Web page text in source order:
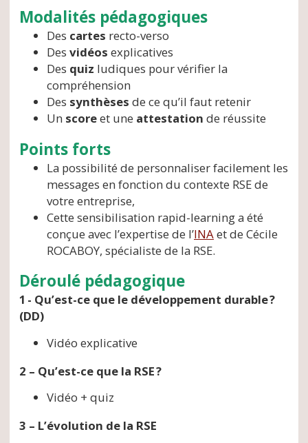
Modalités pédagogiques
Des cartes recto-verso
Des vidéos explicatives
Des quiz ludiques pour vérifier la
compréhension
Des synthèses de ce qu’il faut retenir
Un scoreet une attestation de réussite
Points forts
La possibilité de personnaliser facilement les
messages en fonction du contexte RSE de
votre entreprise,
Cette sensibilisation rapid-learning a été
conçue avec l’expertise de l’INA et de Cécile
ROCABOY, spécialiste de la RSE.
Déroulé pédagogique
1 - Qu’est-ce que le développement durable ?
(DD)
Vidéo explicative
2 – Qu’est-ce que la RSE ?
Vidéo + quiz
3 – L’évolution de la RSE